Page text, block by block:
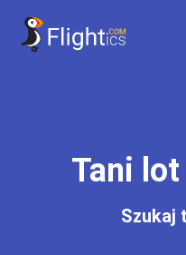
Tani
Szukaj